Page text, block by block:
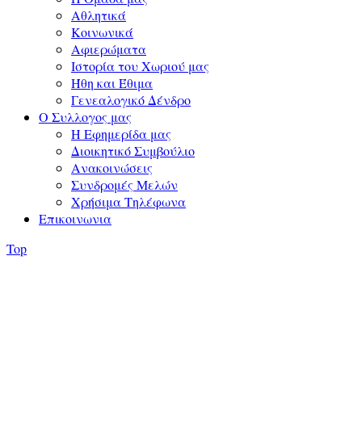
Αθλητικά
Κοινωνικά
Αφιερώματα
Ιστορία του Χωριού μας
Ήθη και Έθιμα
Γενεαλογικό Δένδρο
Ο Συλλογος μας
Η Εφημερίδα μας
Διοικητικό Συμβούλιο
Ανακοινώσεις
Συνδρομές Μελών
Χρήσιμα Τηλέφωνα
Επικοινωνια
Top